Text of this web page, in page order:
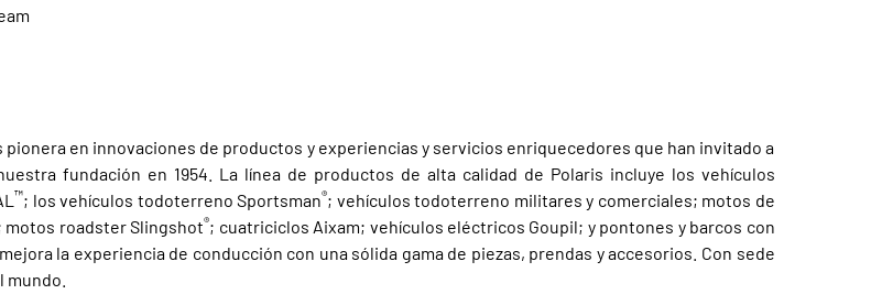
pionera en innovaciones de productos y experiencias y servicios enriquecedores que han invitado a
fundación en 1954. La línea de productos de alta calidad de Polaris incluye los vehículos
™; los vehículos todoterreno Sportsman®; vehículos todoterreno militares y comerciales; motos de
motos roadster Slingshot®; cuatriciclos Aixam; vehículos eléctricos Goupil; y pontones y barcos con
la experiencia de conducción con una sólida gama de piezas, prendas y accesorios. Con sede
mundo.